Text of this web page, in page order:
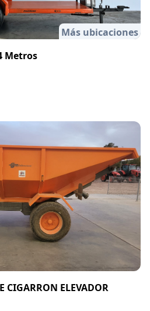
Más ubicaciones
Metros
CIGARRON ELEVADOR